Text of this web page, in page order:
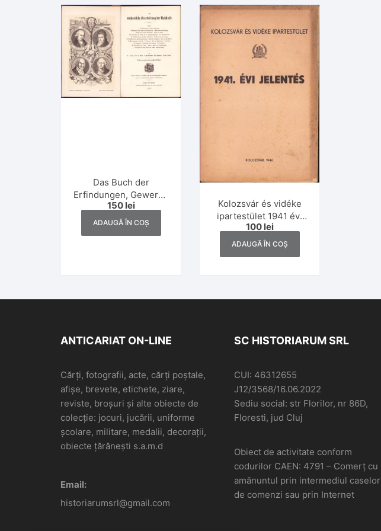
Das Buch der
Erfindungen, Gewerbe
und Industrien,
volumul VI, 1879
150 lei
ADAUGĂ ÎN COȘ
Kolozsvár és vidéke
ipartestület 1941 évi
jelentés, 1942, Cluj
100 lei
ADAUGĂ ÎN COȘ
ANTICARIAT ON-LINE
Cărți, fotografii, acte, cărți poștale,
afișe, brevete, etichete, ziare,
reviste, broșuri și alte obiecte de
colecție: jocuri, jucării, uniforme
școlare, militare, medalii, decorații,
obiecte țărănești s.a.m.d
Email:
historiarumsrl@gmail.com
SC HISTORIARUM SRL
CUI: 46312655
J12/3568/16.06.2022
Sediu social: str Florilor, nr 86D,
Floresti, jud Cluj
Obiect de activitate conform
codurilor CAEN: 4791 – Comerţ cu
amănuntul prin intermediul caselor
de comenzi sau prin Internet